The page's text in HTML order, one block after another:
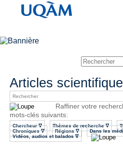
Articles
Raffiner votre
mots-clés suivants:
Chercheur ∇ Thèmes de recherche ∇
Chroniques ∇
Régions ∇
Dans les
Vidéos, audios et balados ∇